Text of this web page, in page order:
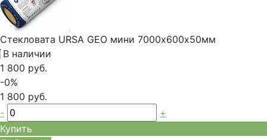
Стекловата URSA GEO мини 7000х600х50мм
В наличии
1 800 руб.
-0%
1 800 руб.
-
+
Купить